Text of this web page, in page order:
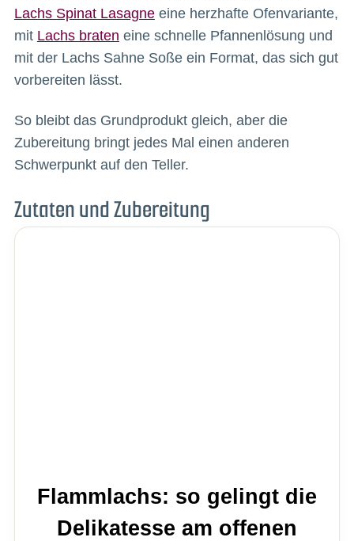
Lachs Spinat Lasagneeine herzhafte Ofenvariante,
mit Lachs braten eine schnelle Pfannenlösung und
mit der Lachs Sahne Soße ein Format, das sich gut
vorbereiten lässt.
So bleibt das Grundprodukt gleich, aber die
Zubereitung bringt jedes Mal einen anderen
Schwerpunkt auf den Teller.
Zutaten und Zubereitung
Flammlachs: so gelingt die
Delikatesse am offenen